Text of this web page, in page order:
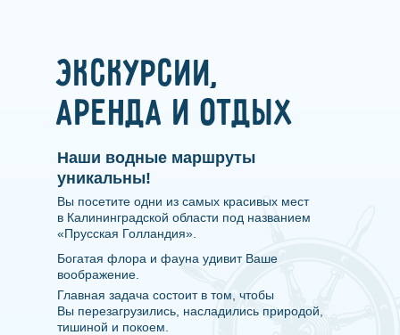
Наши водные маршруты
уникальны!
Вы посетите одни из самых красивых мест
в Калининградской области под названием
«Прусская Голландия».
Богатая флора и фауна удивит Ваше
воображение.
Главная задача состоит в том, чтобы
Вы перезагрузились, насладились природой,
тишиной и покоем.
Экскурсии,
аренда и отдых